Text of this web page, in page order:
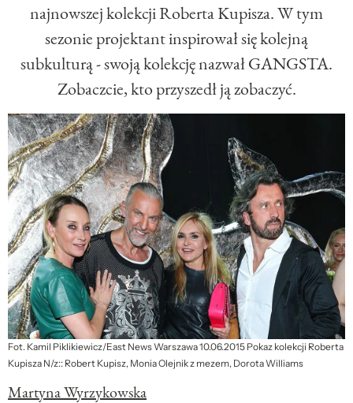
najnowszej kolekcji Roberta Kupisza. W tym
sezonie projektant inspirował się kolejną
subkulturą - swoją kolekcję nazwał GANGSTA.
Zobaczcie, kto przyszedł ją zobaczyć.
Fot. Kamil Piklikiewicz/East News Warszawa 10.06.2015 Pokaz kolekcji Roberta
Kupisza N/z:: Robert Kupisz, Monia Olejnik z mezem, Dorota Williams
Martyna Wyrzykowska